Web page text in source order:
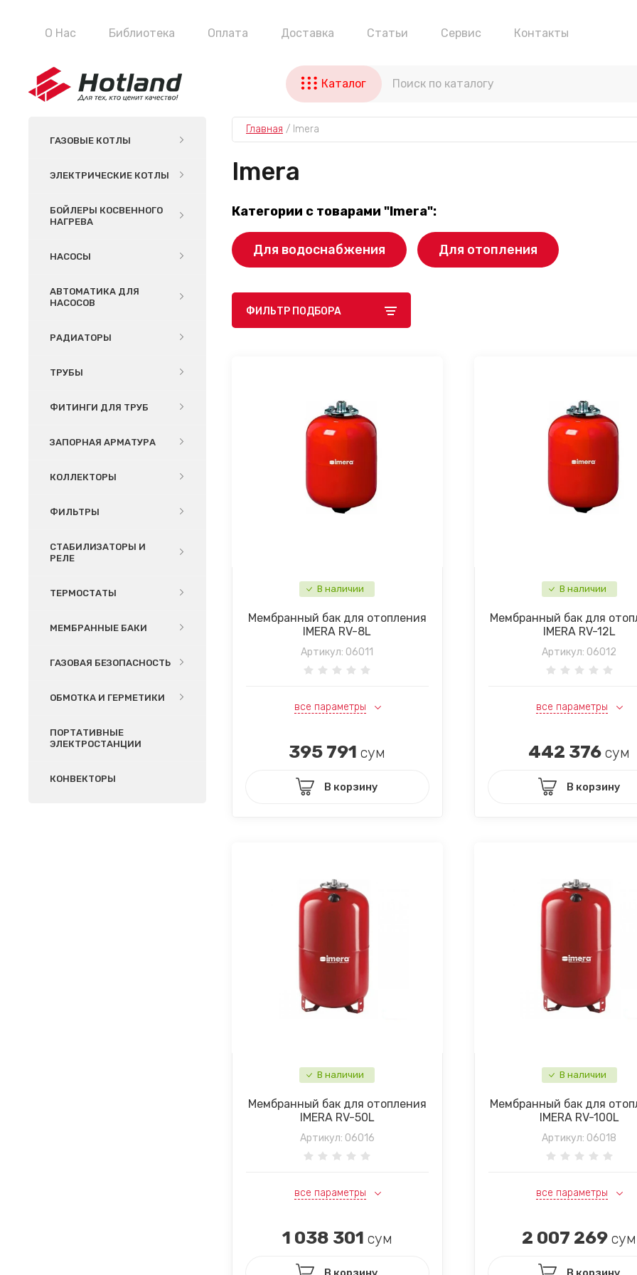
О Нас Библиотека Оплата Доставка Статьи Сервис Контакты
Каталог
ГАЗОВЫЕ КОТЛЫ
ЭЛЕКТРИЧЕСКИЕ КОТЛЫ
БОЙЛЕРЫ КОСВЕННОГО
НАГРЕВА
НАСОСЫ
АВТОМАТИКА ДЛЯ
НАСОСОВ
РАДИАТОРЫ
ТРУБЫ
ФИТИНГИ ДЛЯ ТРУБ
ЗАПОРНАЯ АРМАТУРА
КОЛЛЕКТОРЫ
ФИЛЬТРЫ
СТАБИЛИЗАТОРЫ И
РЕЛЕ
ТЕРМОСТАТЫ
МЕМБРАННЫЕ БАКИ
ГАЗОВАЯ БЕЗОПАСНОСТЬ
ОБМОТКА И ГЕРМЕТИКИ
ПОРТАТИВНЫЕ
ЭЛЕКТРОСТАНЦИИ
КОНВЕКТОРЫ
Главная / Imera
Imera
Категории с товарами "Imera":
Для водоснабжения Для отопления
ФИЛЬТР ПОДБОРА
В наличии
Мембранный бак для отопления
IMERA RV-8L
Артикул: 06011
все параметры
395 791 сум
В корзину
В наличии
Мембранный бак для
IMERA RV-12L
Артикул: 06012
все параметры
442 376 сум
В корзину
В наличии
Мембранный бак для отопления
IMERA RV-50L
Артикул: 06016
все параметры
1 038 301 сум
В наличии
Мембранный бак для
IMERA RV-100L
Артикул: 06018
все параметры
2 007 269 сум